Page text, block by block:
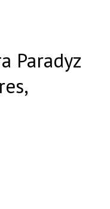
Paradyz